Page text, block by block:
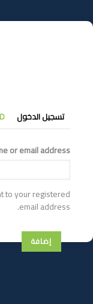
إلى
المحتوى
التبويبات
الأساسية
تسجيل الدخول
or email address
to your registered
email address.